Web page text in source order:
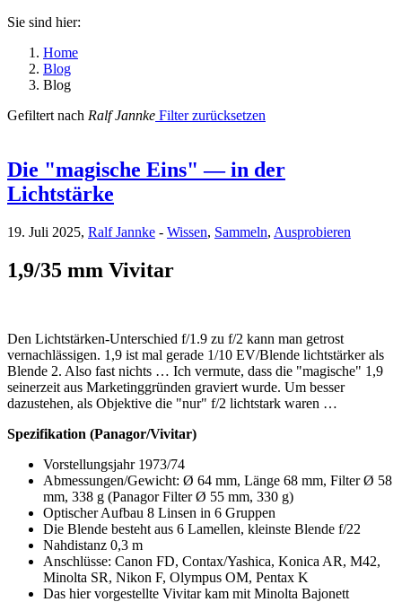
Sie sind hier:
Home
Blog
Blog
Gefiltert nach Ralf Jannke Filter zurücksetzen
Die "magische Eins" — in der
Lichtstärke
19. Juli 2025, Ralf Jannke - Wissen, Sammeln, Ausprobieren
1,9/35 mm Vivitar
Den Lichtstärken-Unterschied f/1.9 zu f/2 kann man getrost
vernachlässigen. 1,9 ist mal gerade 1/10 EV/Blende lichtstärker als
Blende 2. Also fast nichts … Ich vermute, dass die "magische" 1,9
seinerzeit aus Marketinggründen graviert wurde. Um besser
dazustehen, als Objektive die "nur" f/2 lichtstark waren …
Spezifikation (Panagor/Vivitar)
Vorstellungsjahr 1973/74
Abmessungen/Gewicht: Ø 64 mm, Länge 68 mm, Filter Ø 58
mm, 338 g (Panagor Filter Ø 55 mm, 330 g)
Optischer Aufbau 8 Linsen in 6 Gruppen
Die Blende besteht aus 6 Lamellen, kleinste Blende f/22
Nahdistanz 0,3 m
Anschlüsse: Canon FD, Contax/Yashica, Konica AR, M42,
Minolta SR, Nikon F, Olympus OM, Pentax K
Das hier vorgestellte Vivitar kam mit Minolta Bajonett